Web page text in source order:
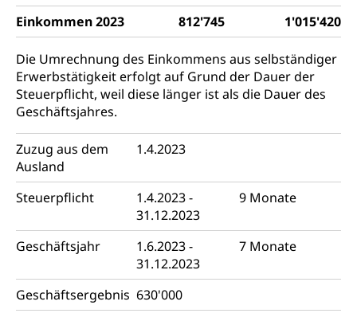
Einkommen 2023
812'745 1'015'420
Die Umrechnung des Einkommens aus selbständiger
Erwerbstätigkeit erfolgt auf Grund der Dauer der
Steuerpflicht, weil diese länger ist als die Dauer des
Geschäftsjahres.
Zuzug aus dem
Ausland
1.4.2023
Steuerpflicht
1.4.2023 -
31.12.2023
9 Monate
Geschäftsjahr
1.6.2023 -
31.12.2023
7 Monate
Geschäftsergebnis 630'000